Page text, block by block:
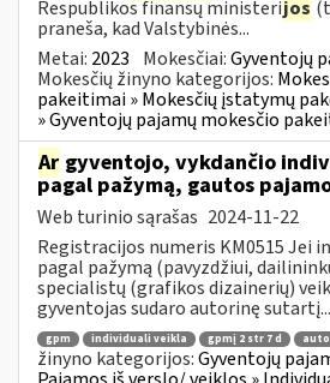
Respublikos finansų ministerijos
praneša, kad Valstybinės...
Metai: 2023 Mokesčiai:Gyventojų
Mokesčių žinyno kategorijos:
pakeitimai » Mokesčių įstatymų
» Gyventojų pajamų mokesčio
Ar gyventojo, vykdančio
pagal pažymą, gautos
Web turinio sąrašas 2024-11-22
Registracijos numeris KM0515 Jei
pagal pažymą (pavyzdžiui,
specialistų (grafikos dizainerių)
gyventojas sudaro autorinę sutartį...
gpm individuali veikla gpmį 2 str 7 d
žinyno kategorijos:Gyventojų